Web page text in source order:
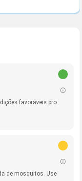
favoráveis pro
de mosquitos. Use